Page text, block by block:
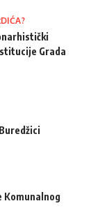
Grada
Komunalnog